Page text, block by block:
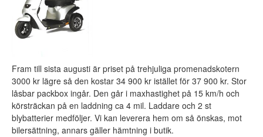
Fram till sista augusti är priset på trehjuliga promenadskotern
3000 kr lägre så den kostar 34 900 kr istället för 37 900 kr. Stor
låsbar packbox ingår. Den går i maxhastighet på 15 km/h och
körsträckan på en laddning ca 4 mil. Laddare och 2 st
blybatterier medföljer. Vi kan leverera hem om så önskas, mot
bilersättning, annars gäller hämtning i butik.